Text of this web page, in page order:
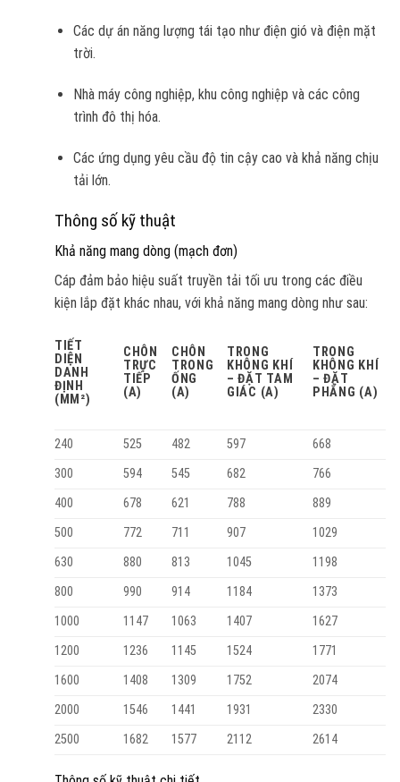
Các dự án năng lượng tái tạo như điện gió và điện mặt
trời.
Nhà máy công nghiệp, khu công nghiệp và các công
trình đô thị hóa.
Các ứng dụng yêu cầu độ tin cậy cao và khả năng chịu
tải lớn.
Thông số kỹ thuật
Khả năng mang dòng (mạch đơn)
Cáp đảm bảo hiệu suất truyền tải tối ưu trong các điều
kiện lắp đặt khác nhau, với khả năng mang dòng như sau:
TIẾT
DIỆN
DANH
ĐỊNH
(MM²)
CHÔN
TRỰC
TIẾP
(A)
CHÔN
TRONG
ỐNG
(A)
TRONG
KHÔNG KHÍ
– ĐẶT TAM
GIÁC (A)
TRONG
KHÔNG KHÍ
– ĐẶT
PHẲNG (A)
240 525 482 597
668
300
594 545 682
766
400
678 621 788
889
500
772 711 907
1029
630
880 813 1045
1198
800
990 914 1184
1373
1000
1147 1063 1407
1627
1200
1236 1145 1524
1771
1600
1408 1309 1752
2074
2000
1546 1441 1931
2330
2500
1682 1577 2112 2614